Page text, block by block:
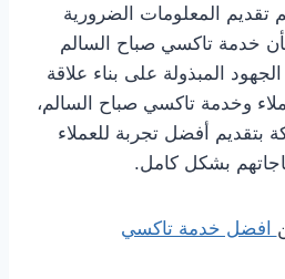
المعلومات الضرورية
خدمة تاكسي صباح السالم
المبذولة على بناء علاقة
وخدمة تاكسي صباح السالم،
بتقديم أفضل تجربة للعملاء
بشكل كامل.
افضل خدمة تاكسي